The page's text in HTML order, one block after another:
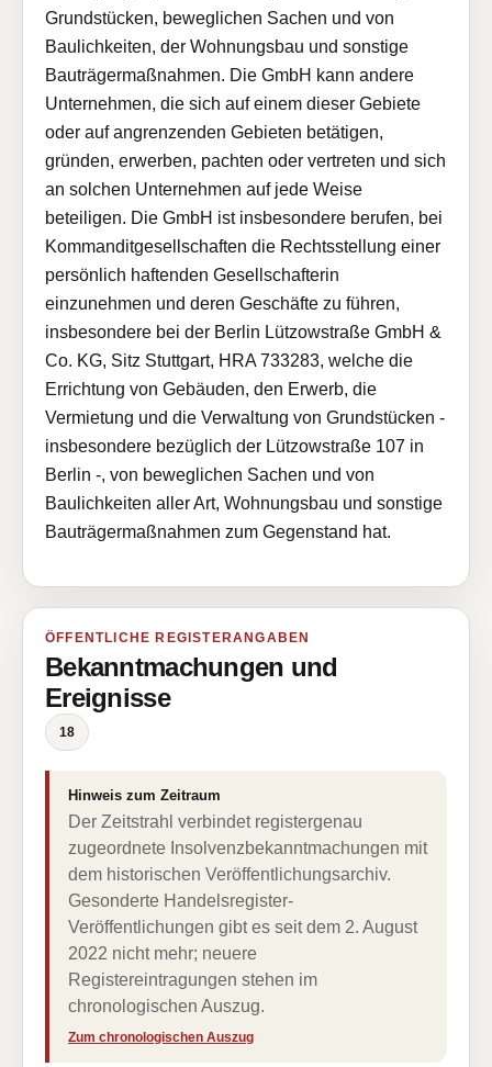
Grundstücken, beweglichen Sachen und von
Baulichkeiten, der Wohnungsbau und sonstige
Bauträgermaßnahmen. Die GmbH kann andere
Unternehmen, die sich auf einem dieser Gebiete
oder auf angrenzenden Gebieten betätigen,
gründen, erwerben, pachten oder vertreten und sich
an solchen Unternehmen auf jede Weise
beteiligen. Die GmbH ist insbesondere berufen, bei
Kommanditgesellschaften die Rechtsstellung einer
persönlich haftenden Gesellschafterin
einzunehmen und deren Geschäfte zu führen,
insbesondere bei der Berlin Lützowstraße GmbH &
Co. KG, Sitz Stuttgart, HRA 733283, welche die
Errichtung von Gebäuden, den Erwerb, die
Vermietung und die Verwaltung von Grundstücken -
insbesondere bezüglich der Lützowstraße 107 in
Berlin -, von beweglichen Sachen und von
Baulichkeiten aller Art, Wohnungsbau und sonstige
Bauträgermaßnahmen zum Gegenstand hat.
ÖFFENTLICHE REGISTERANGABEN
Bekanntmachungen und
Ereignisse
18
Hinweis zum Zeitraum
Der Zeitstrahl verbindet registergenau
zugeordnete Insolvenzbekanntmachungen mit
dem historischen Veröffentlichungsarchiv.
Gesonderte Handelsregister-
Veröffentlichungen gibt es seit dem 2. August
2022 nicht mehr; neuere
Registereintragungen stehen im
chronologischen Auszug.
Zum chronologischen Auszug